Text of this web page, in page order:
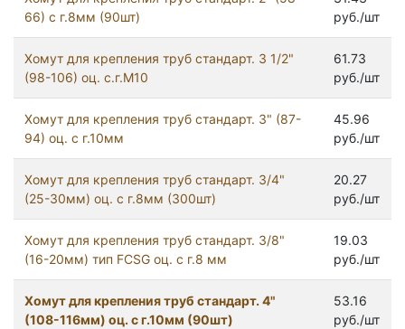
66) с г.8мм (90шт)
руб./шт
Хомут для крепления труб стандарт. 3 1/2"
(98-106) оц. с.г.М10
61.73
руб./шт
Хомут для крепления труб стандарт. 3" (87-
94) оц. с г.10мм
45.96
руб./шт
Хомут для крепления труб стандарт. 3/4"
(25-30мм) оц. с г.8мм (300шт)
20.27
руб./шт
Хомут для крепления труб стандарт. 3/8"
(16-20мм) тип FCSG оц. с г.8 мм
19.03
руб./шт
Хомут для крепления труб стандарт. 4"
(108-116мм) оц. с г.10мм (90шт)
53.16
руб./шт